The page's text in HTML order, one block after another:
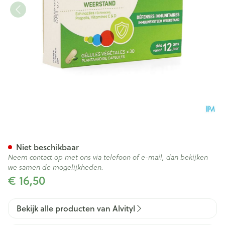
€ 16,50
Niet beschikbaar
Neem contact op met ons via telefoon of e-mail, dan bekijken
we samen de mogelijkheden.
Bekijk alle producten van Alvityl